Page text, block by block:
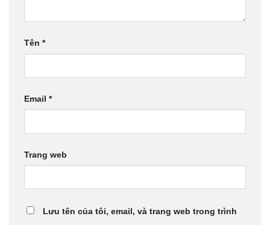
Tên *
Email *
Trang web
Lưu tên của tôi, email, và trang web trong trình